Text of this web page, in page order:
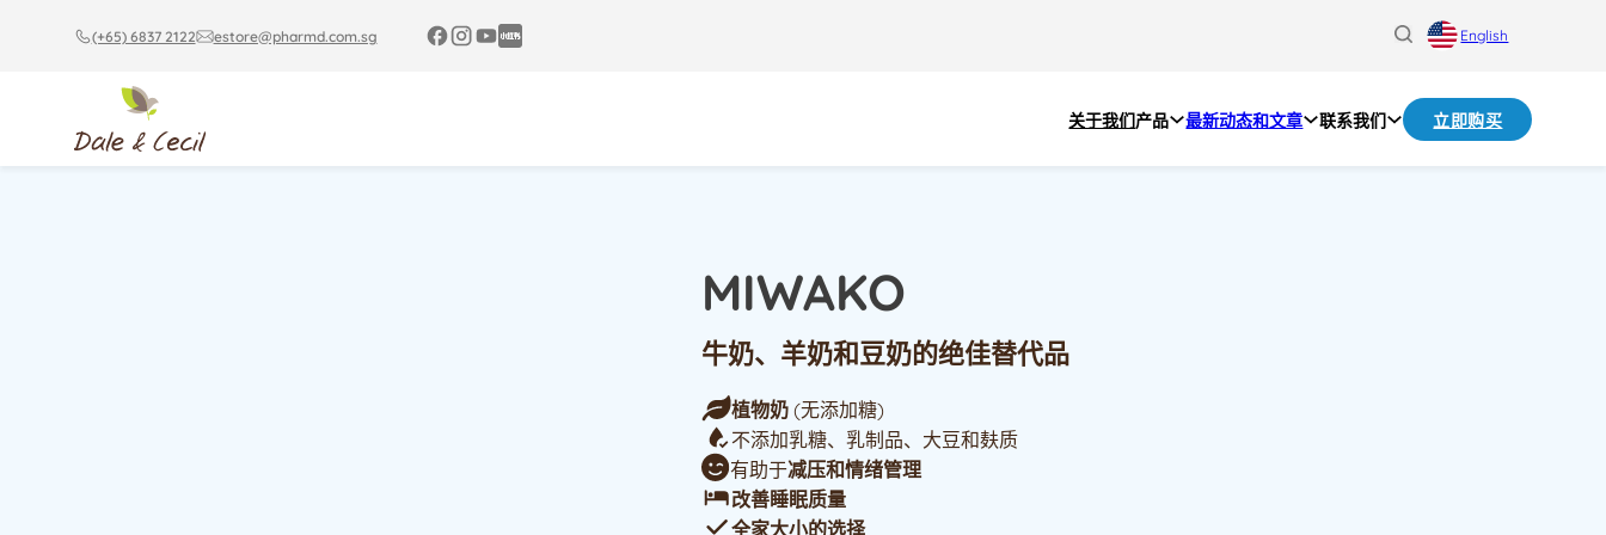
(+65) 6837 2122 estore@pharmd.com.sg English
关于我们产品 最新动态和文章 联系我们 立即购买
MIWAKO
牛奶、羊奶和豆奶的绝佳替代品
植物奶(无添加糖)
不添加乳糖、乳制品、大豆和麸质
有助于减压和情绪管理
改善睡眠质量
全家大小的选择